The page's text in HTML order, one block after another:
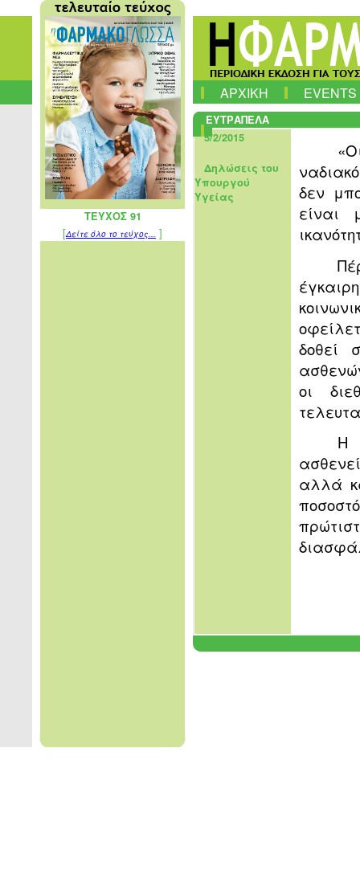
ΤΕΥΧΟΣ 91
[Δείτε όλο το τεύχος... ]
ΑΡΧΙΚΗ EVENTS
ΕΥΤΡΑΠΕΛΑ
5/2/2015
Δηλώσεις του
Υπουργού
Υγείας
δεν
είναι
δοθεί
οι
Η
αλλά